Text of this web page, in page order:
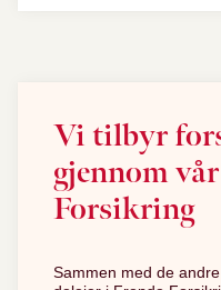
Vi tilbyr
gjennom
Forsikring
Sammen med de